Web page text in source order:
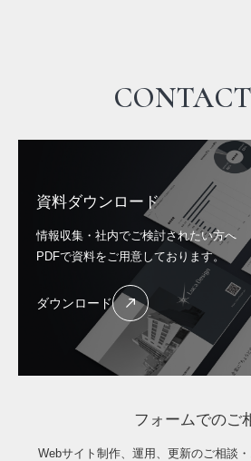
資料ダウンロード
情報収集・社内でご検討されたい方へ
PDFで資料をご用意しております。
ダウンロード
フォームでのご
Webサイト制作、運用、更新のご相談